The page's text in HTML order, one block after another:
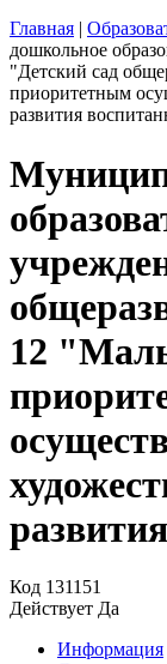
Главная |
дошкольное
"Детский сад
приоритетным
развития
12
Код 131151
Действует Да
Информация